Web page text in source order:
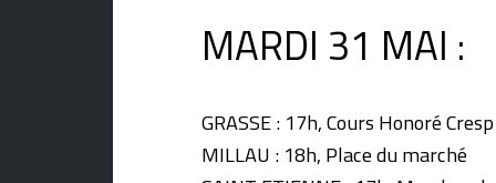
MARDI 31 MAI :
GRASSE : 17h, Cours Honoré Cresp
MILLAU : 18h, Place du marché